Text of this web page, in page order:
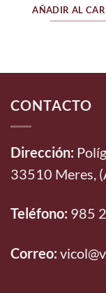
AÑADIR AL
CONTACTO
Dirección:
33510 Meres,
Teléfono: 985
Correo: